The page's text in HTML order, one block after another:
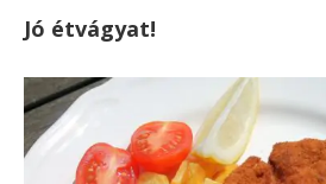
ugyanis – amitől rántott lesz
egyfajta mesterséges
körül a magas hőfokon
Így egy igazi rántott borda